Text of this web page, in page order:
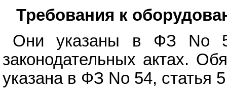
Требования к
Они указаны в ФЗ No
законодательных актах.
указана в ФЗ No 54, статья